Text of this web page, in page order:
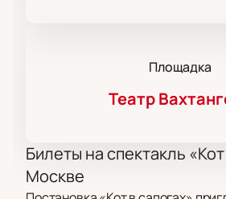
Площадка
Театр
Билеты на спектакль
Москве